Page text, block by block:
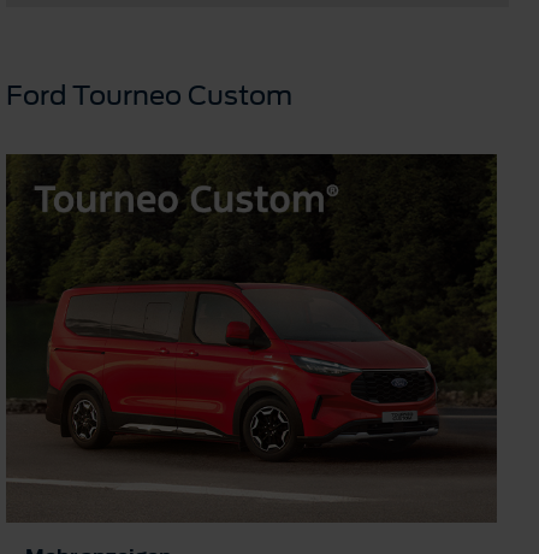
Ford Tourneo Custom